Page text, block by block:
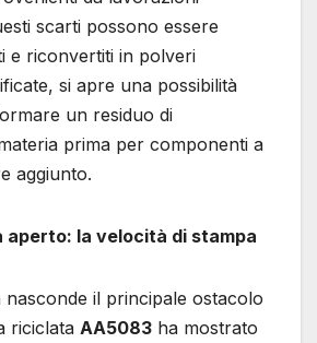
scarti possono essere
e riconvertiti in polveri
si apre una possibilità
un residuo di
prima per componenti a
aggiunto.
aperto: la velocità di stampa
il principale ostacolo
riciclata AA5083 ha mostrato